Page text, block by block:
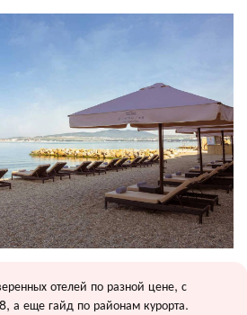
отелей по разной цене, с
а еще гайд по районам курорта.